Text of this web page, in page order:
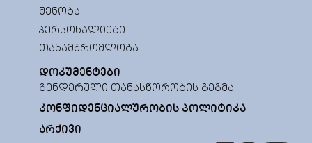
ᲨᲔᲜᲝᲑᲐ
ᲞᲔᲠᲡᲝᲜᲐᲚᲘᲔᲑᲘ
ᲗᲐᲜᲐᲛᲨᲠᲝᲛᲚᲝᲑᲐ
ᲓᲝᲙᲣᲛᲔᲜᲢᲔᲑᲘ
ᲒᲔᲜᲓᲔᲠᲣᲚᲘ ᲗᲐᲜᲐᲡᲬᲝᲠᲝᲑᲘᲡ ᲒᲔᲒᲛᲐ
ᲙᲝᲜᲤᲘᲓᲔᲜᲪᲘᲐᲚᲣᲠᲝᲑᲘᲡ ᲞᲝᲚᲘᲢᲘᲙᲐ
ᲐᲠᲥᲘᲕᲘ